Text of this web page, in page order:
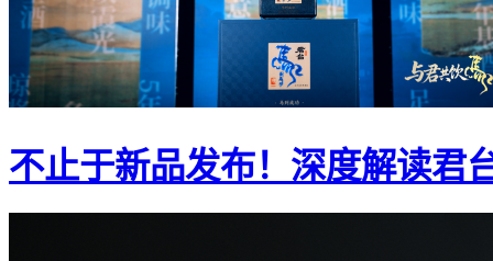
不止于新品发布！深度解读君